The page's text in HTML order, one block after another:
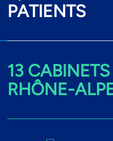
PATIENTS
13
RHÔNE-